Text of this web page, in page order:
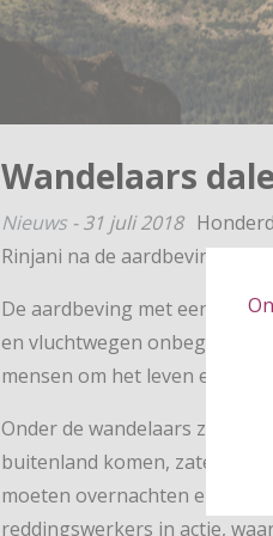
Wandelaars
Nieuws -31 juli 2018
Rinjani na de aardbeving in
De aardbeving met een
en vluchtwegen
mensen om het leven en
Onder de wandelaars zijn
buitenland komen, zaten
moeten overnachten en
reddingswerkers in actie,